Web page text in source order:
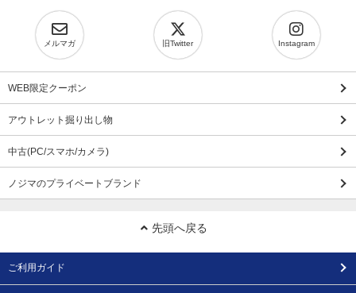
メルマガ 旧Twitter Instagram
WEB限定クーポン
アウトレット掘り出し物
中古(PC/スマホ/カメラ)
ノジマのプライベートブランド
先頭へ戻る
ご利用ガイド